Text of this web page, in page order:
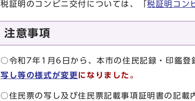
税証明のコンビニ交付については、「税証明コン
注意事項
○令和7年1月6日から、本市の住民記録・印鑑登
写し等の様式が変更になりました。
○住民票の写し及び住民票記載事項証明書の記載